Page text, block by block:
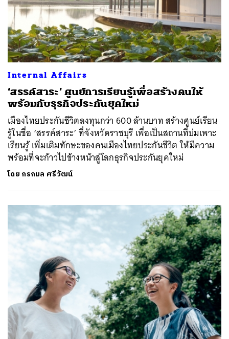
Internal Affairs
‘สรรค์สาระ’ ศูนย์การเรียนรู้เพื่อสร้างคนให้
พร้อมกับธุรกิจประกันยุคใหม่
เมืองไทยประกันชีวิตลงทุนกว่า 600 ล้านบาท สร้างศูนย์เรียน
รู้ในชื่อ ‘สรรค์สาระ’ ที่จังหวัดราชบุรี เพื่อเป็นสถานที่บ่มเพาะ
เรียนรู้ เพิ่มเติมทักษะของคนเมืองไทยประกันชีวิต ให้มีความ
พร้อมที่จะก้าวไปข้างหน้าสู่โลกธุรกิจประกันยุคใหม่
โดย กรกมล ศรีวัฒน์